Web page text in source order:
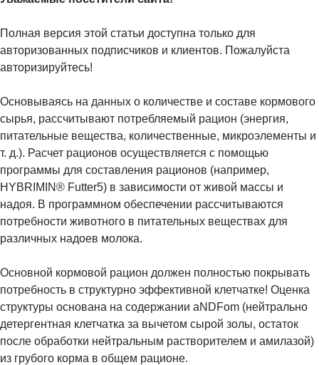
Полная версия этой статьи доступна только для
авторизованных подписчиков и клиентов. Пожалуйста
авторизируйтесь!
Основываясь на данных о количестве и составе кормового
сырья, рассчитывают потребляемый рацион (энергия,
питательные вещества, количественные, микроэлементы и
т. д.). Расчет рационов осуществляется с помощью
программы для составления рационов (например,
HYBRIMIN® Futter5) в зависимости от живой массы и
надоя. В программном обеспечении рассчитываются
потребности животного в питательных веществах для
различных надоев молока.
Основной кормовой рацион должен полностью покрывать
потребность в структурно эффективной клетчатке! Оценка
структуры основана на содержании aNDFom (нейтрально
детергентная клетчатка за вычетом сырой золы, остаток
после обработки нейтральным растворителем и амилазой)
из грубого корма в общем рационе.